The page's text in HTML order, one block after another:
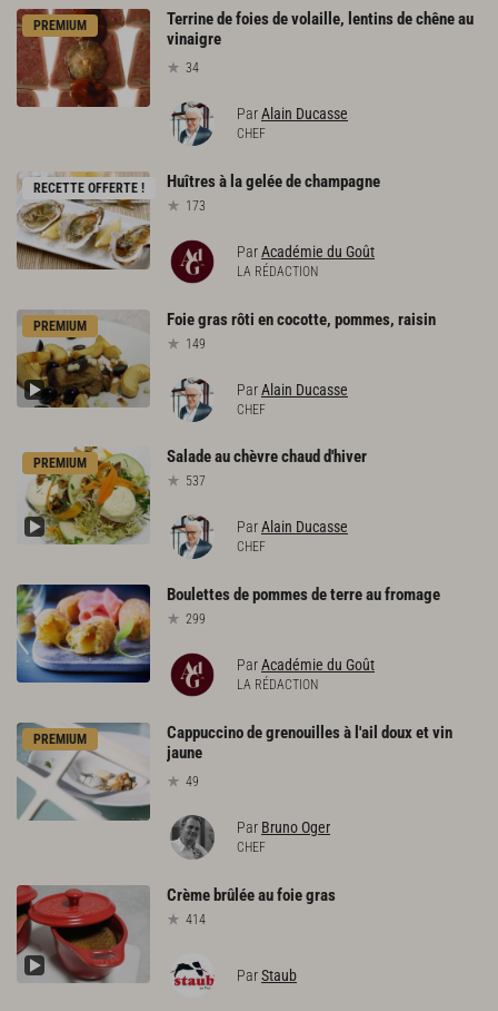
PREMIUM
Terrine de foies de volaille, lentins de chêne au
vinaigre
34
ParAlain Ducasse
CHEF
RECETTE OFFERTE ! Huîtresà lageléedechampagne
173
ParAcadémie du Goût
LA RÉDACTION
PREMIUM Foiegrasrôti encocotte, pommes, raisin
149
ParAlain Ducasse
CHEF
PREMIUM Saladeauchèvrechaud d'hiver
537
ParAlain Ducasse
CHEF
Boulettesdepommesdeterreaufromage
299
ParAcadémie du Goût
LA RÉDACTION
PREMIUM
Cappuccino de grenouilles à l'ail doux et vin
jaune
49
Par Bruno Oger
CHEF
Crème brûléeaufoiegras
414
ParStaub